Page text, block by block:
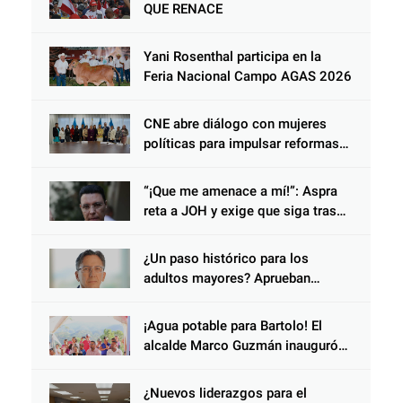
QUE RENACE
Yani Rosenthal participa en la
Feria Nacional Campo AGAS 2026
CNE abre diálogo con mujeres
políticas para impulsar reformas
“¡Que me amenace a mí!”: Aspra
reta a JOH y exige que siga tras
¿Un paso histórico para los
adultos mayores? Aprueban
Salomón Nazar para fortalecer su
protección en Honduras
¡Agua potable para Bartolo! El
alcalde Marco Guzmán inauguró
las familias de Cantarranas
¿Nuevos liderazgos para el